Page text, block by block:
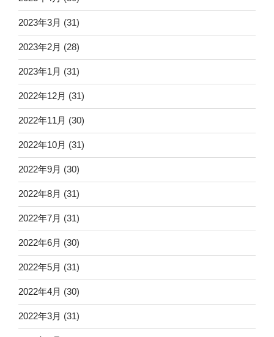
2023年3月 (31)
2023年2月 (28)
2023年1月 (31)
2022年12月 (31)
2022年11月 (30)
2022年10月 (31)
2022年9月 (30)
2022年8月 (31)
2022年7月 (31)
2022年6月 (30)
2022年5月 (31)
2022年4月 (30)
2022年3月 (31)